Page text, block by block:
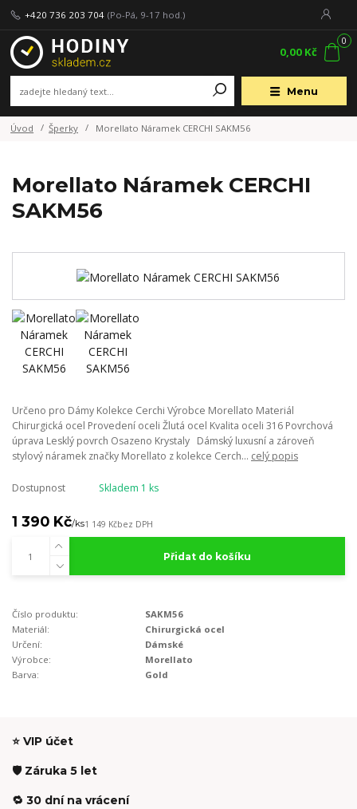
Menu
+420 736 203 704 (Po-Pá, 9-17 hod.)
0
0,00 Kč
Úvod Šperky Morellato Náramek CERCHI SAKM56
Morellato Náramek CERCHI
SAKM56
Určeno pro Dámy Kolekce Cerchi Výrobce Morellato Materiál
Chirurgická ocel Provedení oceli Žlutá ocel Kvalita oceli 316 Povrchová
úprava Lesklý povrch Osazeno Krystaly Dámský luxusní a zároveň
stylový náramek značky Morellato z kolekce Cerch... celý popis
Dostupnost Skladem 1 ks
1 390 Kč/ks1 149 Kčbez DPH
Přidat do košíku
Číslo produktu:
SAKM56
Materiál:
Chirurgická ocel
Určení:
Dámské
Výrobce:
Morellato
Barva:
Gold
⭐ VIP účet
🛡️ Záruka 5 let
🔁 30 dní na vrácení